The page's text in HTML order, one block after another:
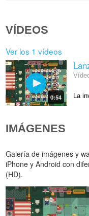
VÍDEOS
Ver los 1 vídeos
0:54
La
IMÁGENES
Galería de imágenes y
iPhone y Android con
(HD).